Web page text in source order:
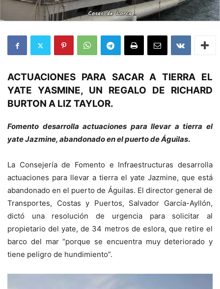
ACTUACIONES PARA SACAR A TIERRA EL
YATE YASMINE, UN REGALO DE RICHARD
BURTON A LIZ TAYLOR.
Fomento desarrolla actuaciones para llevar a tierra el
yate Jazmine, abandonado en el puerto de Águilas.
La Consejería de Fomento e Infraestructuras desarrolla
actuaciones para llevar a tierra el yate Jazmine, que está
abandonado en el puerto de Águilas. El director general de
Transportes, Costas y Puertos, Salvador García-Ayllón,
dictó una resolución de urgencia para solicitar al
propietario del yate, de 34 metros de eslora, que retire el
barco del mar “porque se encuentra muy deteriorado y
tiene peligro de hundimiento”.